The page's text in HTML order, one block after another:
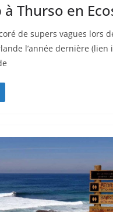
Thurso en
de supers vagues lors
l’année dernière (lien